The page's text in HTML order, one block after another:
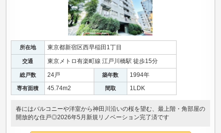
所在地 東京都新宿区西早稲田1丁目
交通 東京メトロ有楽町線 江戸川橋駅 徒歩15分
総戸数 24戸 築年数 1994年
専有面積 45.74m2 間取 1LDK
春にはバルコニーや洋室から神田川沿いの桜を望む、最上階・角部屋の
開放的な住戸◎2026年5月新規リノベーション完了済です